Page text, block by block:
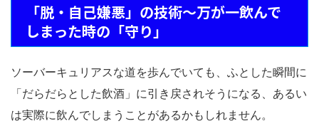
「脱・自己嫌悪」の技術～万が一飲んで
しまった時の「守り」
ソーバーキュリアスな道を歩んでいても、ふとした瞬間に
「だらだらとした飲酒」に引き戻されそうになる、あるい
は実際に飲んでしまうことがあるかもしれません。